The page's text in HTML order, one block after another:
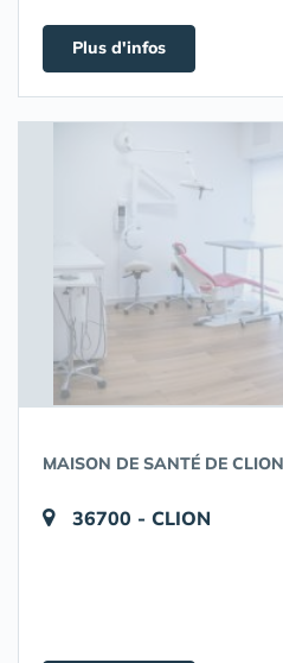
Plus d'infos
MAISON DE SANTÉ DE
36700 - CLION